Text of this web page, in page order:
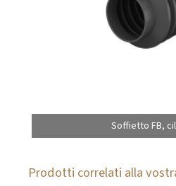
Soffietto FB,
Prodotti correlati alla